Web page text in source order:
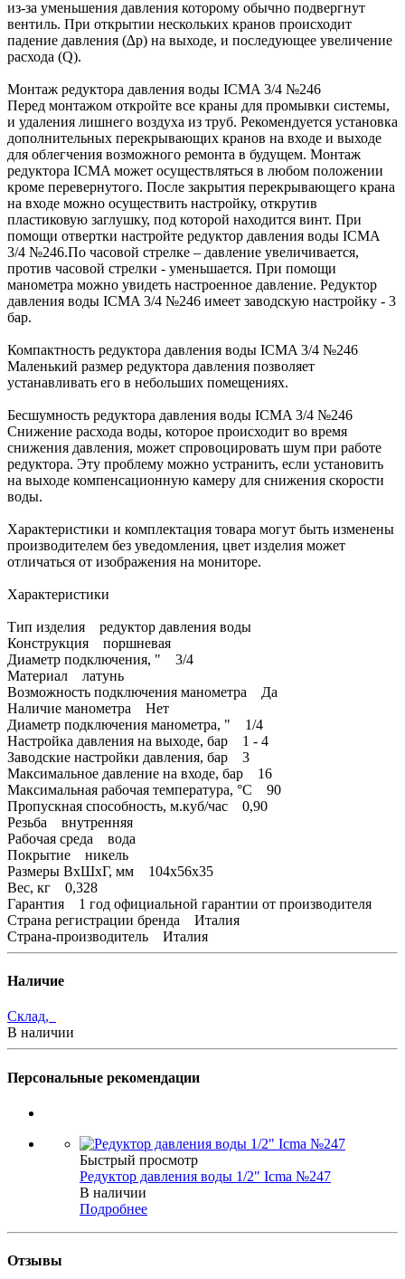
из-за уменьшения давления которому обычно подвергнут
вентиль. При открытии нескольких кранов происходит
падение давления (∆p) на выходе, и последующее увеличение
расхода (Q).
Монтаж редуктора давления воды ICMA 3/4 №246
Перед монтажом откройте все краны для промывки системы,
и удаления лишнего воздуха из труб. Рекомендуется установка
дополнительных перекрывающих кранов на входе и выходе
для облегчения возможного ремонта в будущем. Монтаж
редуктора ICMA может осуществляться в любом положении
кроме перевернутого. После закрытия перекрывающего крана
на входе можно осуществить настройку, открутив
пластиковую заглушку, под которой находится винт. При
помощи отвертки настройте редуктор давления воды ICMA
3/4 №246.По часовой стрелке – давление увеличивается,
против часовой стрелки - уменьшается. При помощи
манометра можно увидеть настроенное давление. Редуктор
давления воды ICMA 3/4 №246 имеет заводскую настройку - 3
бар.
Компактность редуктора давления воды ICMA 3/4 №246
Маленький размер редуктора давления позволяет
устанавливать его в небольших помещениях.
Беcшумность редуктора давления воды ICMA 3/4 №246
Снижение расхода воды, которое происходит во время
снижения давления, может спровоцировать шум при работе
редуктора. Эту проблему можно устранить, если установить
на выходе компенсационную камеру для снижения скорости
воды.
Характеристики и комплектация товара могут быть изменены
производителем без уведомления, цвет изделия может
отличаться от изображения на мониторе.
Характеристики
Тип изделия редуктор давления воды
Конструкция поршневая
Диаметр подключения, " 3/4
Материал латунь
Возможность подключения манометра Да
Наличие манометра Нет
Диаметр подключения манометра, " 1/4
Настройка давления на выходе, бар 1 - 4
Заводские настройки давления, бар 3
Максимальное давление на входе, бар 16
Максимальная рабочая температура, °С 90
Пропускная способность, м.куб/час 0,90
Резьба внутренняя
Рабочая среда вода
Покрытие никель
Размеры ВхШхГ, мм 104х56х35
Вес, кг 0,328
Гарантия 1 год официальной гарантии от производителя
Страна регистрации бренда Италия
Страна-производитель Италия
Наличие
Склад,
В наличии
Персональные рекомендации
Быстрый просмотр
Редуктор давления воды 1/2" Icma №247
В наличии
Подробнее
Отзывы